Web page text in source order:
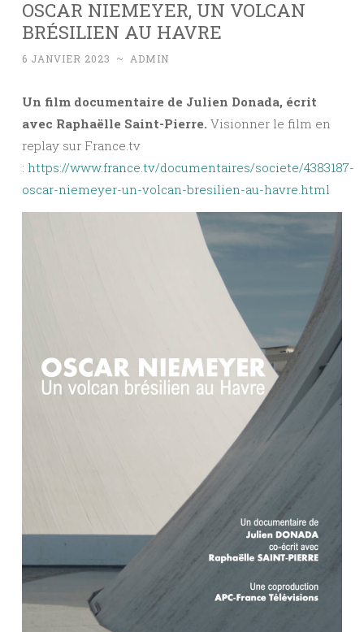
OSCAR NIEMEYER, UN VOLCAN
BRÉSILIEN AU HAVRE
6 JANVIER 2023 ~ ADMIN
Un film documentaire de Julien Donada, écrit
avec Raphaëlle Saint-Pierre. Visionner le film en
replay sur France.tv
: https://www.france.tv/documentaires/societe/4383187-
oscar-niemeyer-un-volcan-bresilien-au-havre.html